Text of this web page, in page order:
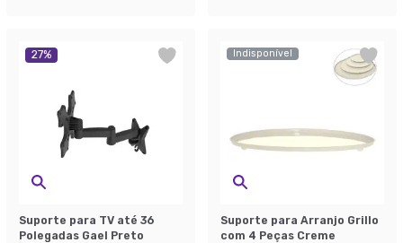
27%
Suporte para TV até 36
Polegadas Gael Preto
Indisponível
Suporte para Arranjo Grillo
com 4 Peças Creme